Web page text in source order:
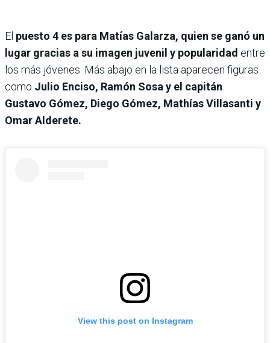
El puesto 4 es para Matías Galarza, quien se ganó un
lugar gracias a su imagen juvenil y popularidad entre
los más jóvenes. Más abajo en la lista aparecen figuras
como Julio Enciso, Ramón Sosa y el capitán
Gustavo Gómez, Diego Gómez, Mathías Villasanti y
Omar Alderete.
View this post on Instagram